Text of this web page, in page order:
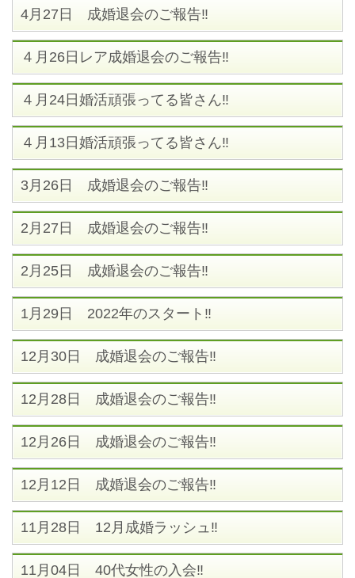
4月27日 成婚退会のご報告‼
４月26日レア成婚退会のご報告‼
４月24日婚活頑張ってる皆さん‼
４月13日婚活頑張ってる皆さん‼
3月26日 成婚退会のご報告‼
2月27日 成婚退会のご報告‼
2月25日 成婚退会のご報告‼
1月29日 2022年のスタート‼
12月30日 成婚退会のご報告‼
12月28日 成婚退会のご報告‼
12月26日 成婚退会のご報告‼
12月12日 成婚退会のご報告‼
11月28日 12月成婚ラッシュ‼
11月04日 40代女性の入会‼